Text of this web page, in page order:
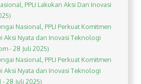
PPLI Lakukan Aksi Dan Inovasi
Nasional, PPLI Perkuat Komitmen
Aksi Nyata dan Inovasi Teknologi
- 28 Juli 2025)
Nasional, PPLI Perkuat Komitmen
Aksi Nyata dan Inovasi Teknologi
28 Juli 2025)